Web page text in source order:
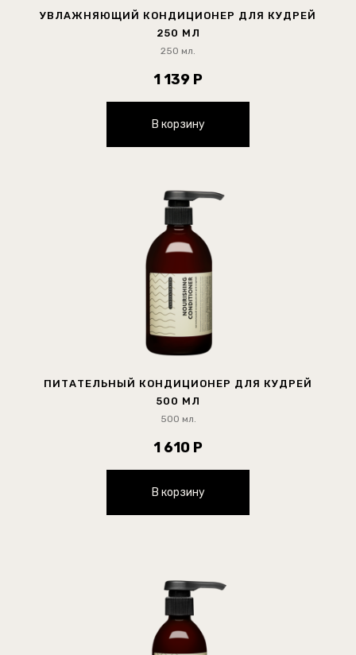
УВЛАЖНЯЮЩИЙ КОНДИЦИОНЕР ДЛЯ КУДРЕЙ
250 МЛ
250 мл.
1 139 Р
В корзину
ПИТАТЕЛЬНЫЙ КОНДИЦИОНЕР ДЛЯ КУДРЕЙ
500 МЛ
500 мл.
1 610 Р
В корзину